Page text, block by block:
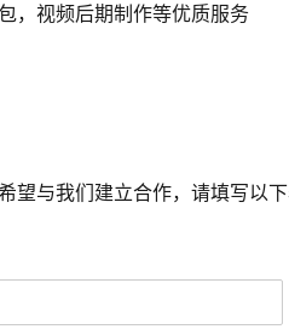
，视频后期制作等优质服务
望与我们建立合作，请填写以